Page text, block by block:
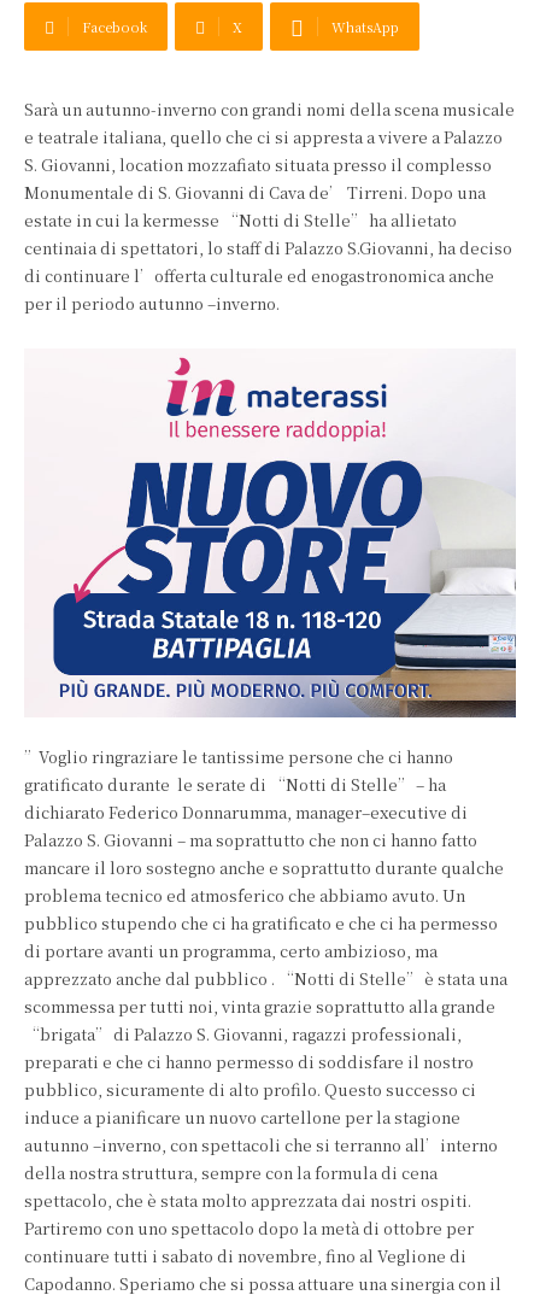
Facebook X WhatsApp
Sarà un autunno-inverno con grandi nomi della scena musicale
e teatrale italiana, quello che ci si appresta a vivere a Palazzo
S. Giovanni, location mozzafiato situata presso il complesso
Monumentale di S. Giovanni di Cava de’ Tirreni. Dopo una
estate in cui la kermesse “Notti di Stelle” ha allietato
centinaia di spettatori, lo staff di Palazzo S.Giovanni, ha deciso
di continuare l’offerta culturale ed enogastronomica anche
per il periodo autunno –inverno.
”Voglio ringraziare le tantissime persone che ci hanno
gratificato durante le serate di “Notti di Stelle” – ha
dichiarato Federico Donnarumma, manager–executive di
Palazzo S. Giovanni – ma soprattutto che non ci hanno fatto
mancare il loro sostegno anche e soprattutto durante qualche
problema tecnico ed atmosferico che abbiamo avuto. Un
pubblico stupendo che ci ha gratificato e che ci ha permesso
di portare avanti un programma, certo ambizioso, ma
apprezzato anche dal pubblico . “Notti di Stelle” è stata una
scommessa per tutti noi, vinta grazie soprattutto alla grande
“brigata” di Palazzo S. Giovanni, ragazzi professionali,
preparati e che ci hanno permesso di soddisfare il nostro
pubblico, sicuramente di alto profilo. Questo successo ci
induce a pianificare un nuovo cartellone per la stagione
autunno –inverno, con spettacoli che si terranno all’interno
della nostra struttura, sempre con la formula di cena
spettacolo, che è stata molto apprezzata dai nostri ospiti.
Partiremo con uno spettacolo dopo la metà di ottobre per
continuare tutti i sabato di novembre, fino al Veglione di
Capodanno. Speriamo che si possa attuare una sinergia con il